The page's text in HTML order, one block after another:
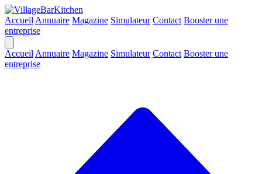
Accueil Annuaire Magazine Simulateur Contact Booster une
entreprise
Accueil Annuaire Magazine Simulateur Contact Booster une
entreprise